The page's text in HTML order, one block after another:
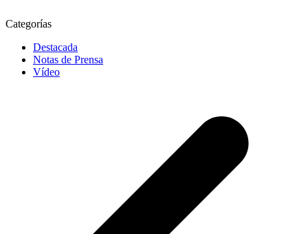
Categorías
Destacada
Notas de Prensa
Vídeo